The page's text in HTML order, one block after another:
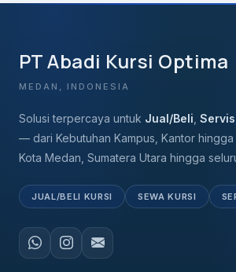
PT Abadi Kursi Optima
MEDAN, INDONESIA
Solusi terpercaya untuk Jual/Beli Servis
— dari Kebutuhan Kampus, Kantor
Kota Medan, Sumatera Utara hingga
JUAL/BELI KURSI SEWA KURSI